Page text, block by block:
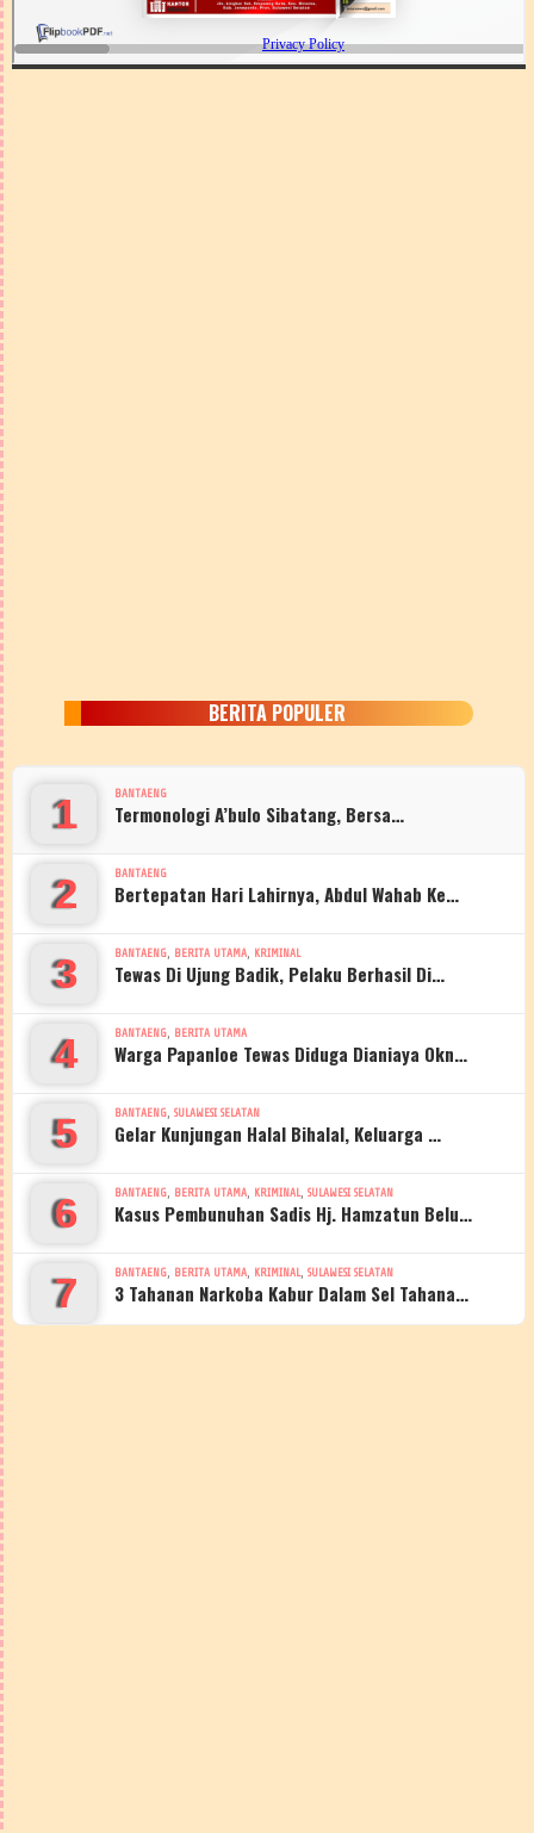
BERITA POPULER
1 BANTAENG
Termonologi A’bulo Sibatang, Bersa…
2 BANTAENG
Bertepatan Hari Lahirnya, Abdul Wahab Ke…
3 BANTAENG, BERITA UTAMA, KRIMINAL
Tewas Di Ujung Badik, Pelaku Berhasil Di…
4 BANTAENG, BERITA UTAMA
Warga Papanloe Tewas Diduga Dianiaya Okn…
5 BANTAENG, SULAWESI SELATAN
Gelar Kunjungan Halal Bihalal, Keluarga …
6 BANTAENG, BERITA UTAMA, KRIMINAL, SULAWESI SELATAN
Kasus Pembunuhan Sadis Hj. Hamzatun Belu…
7 BANTAENG, BERITA UTAMA, KRIMINAL, SULAWESI SELATAN
3 Tahanan Narkoba Kabur Dalam Sel Tahana…